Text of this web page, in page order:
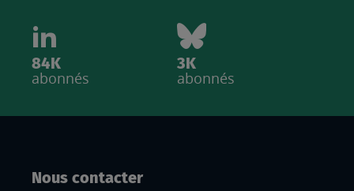
84K
abonnés
3K
abonnés
Nous contacter